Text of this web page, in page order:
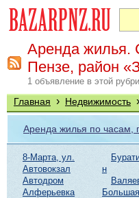
Аренда жилья.
Пензе, район
1 объявление в этой
Главная › Недвижимость ›
Аренда жилья по часам,
8-Марта, ул.
Автовокзал
Автодром
Алферьевка
н
Большая